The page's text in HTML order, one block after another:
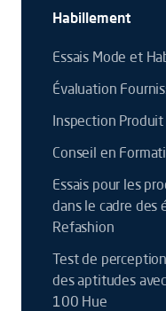
Habillement
Essais Mode et
Évaluation
Inspection Produit
Conseil en
Essais pour les
dans le cadre des
Refashion
Test de
des aptitudes
100 Hue